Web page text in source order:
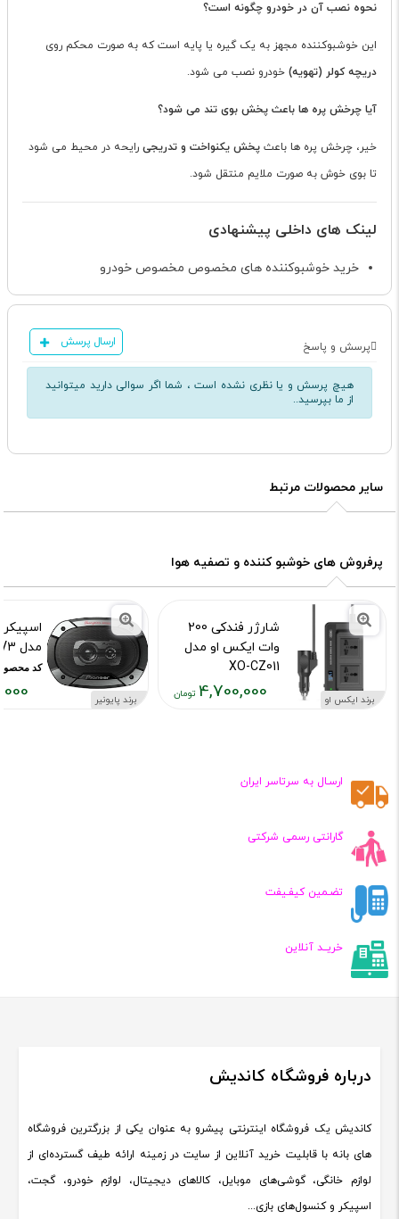
نحوه نصب آن در خودرو چگونه است؟
این خوشبوکننده مجهز به یک گیره یا پایه است که به صورت محکم روی
دریچه کولر (تهویه) خودرو نصب می شود.
آیا چرخش پره ها باعث پخش بوی تند می شود؟
خیر، چرخش پره ها باعث پخش یکنواخت و تدریجی رایحه در محیط می شود
تا بوی خوش به صورت ملایم منتقل شود.
لینک های داخلی پیشنهادی
خرید خوشبوکننده های مخصوص مخصوص خودرو
پرسش و پاسخ ارسال پرسش
هیچ پرسش و یا نظری نشده است ، شما اگر سوالی دارید میتوانید
از ما بپرسید..
سایر محصولات مرتبط
پرفروش های خوشبو کننده و تصفیه هوا
برند ایکس او
شارژر فندکی 200
وات ایکس او مدل
XO-CZ011
کد محصول :10015502
4,700,000 برند پایونیر
اسپیکر
مدل TS-6975 V3
کد محصول
ارسـال به سرتاسر ایران
گارانتی رسمی شرکتی
تضـمین کیفـیفت
خریــد آنلاین
درباره فروشگاه کاندیش
کاندیش یک فروشگاه اینترنتی پیشرو به عنوان یکی از بزرگترین فروشگاه
های بانه با قابلیت خرید آنلاین از سایت در زمینه ارائه طیف گسترده‌ای از
لوازم خانگی، گوشی‌های موبایل، کالاهای دیجیتال، لوازم خودرو، گجت،
اسپیکر و کنسول‌های بازی...